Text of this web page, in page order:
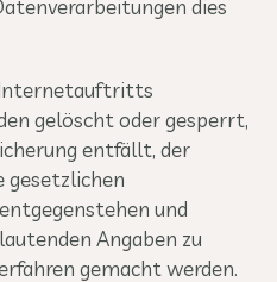
dies
Internetauftritts
gelöscht oder gesperrt,
entfällt, der
gesetzlichen
und
Angaben zu
gemacht werden.